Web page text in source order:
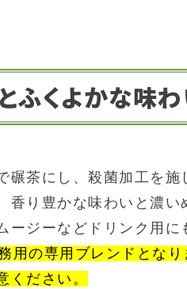
ふくよかな味
碾茶にし、殺菌加工を
香り豊かな味わいと濃い
ジーなどドリンク用に
用の専用ブレンドとな
ください。